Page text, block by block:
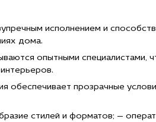
исполнением и
дома.
опытными специалистами,
обеспечивает прозрачные
стилей и форматов; —